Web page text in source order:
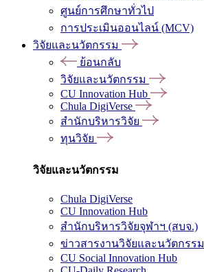
ศูนย์การศึกษาทั่วไป
การประเมินออนไลน์ (MCV)
วิจัยและนวัตกรรม
ย้อนกลับ
วิจัยและนวัตกรรม
CU Innovation Hub
Chula DigiVerse
สำนักบริหารวิจัย
ทุนวิจัย
วิจัยและนวัตกรรม
Chula DigiVerse
CU Innovation Hub
สำนักบริหารวิจัยจุฬาฯ (สบจ.)
ข่าวสารงานวิจัยและนวัตกรรม
CU Social Innovation Hub